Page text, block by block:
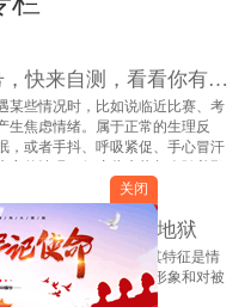
焦虑症的5个信号，快来自测，看看你有没有！
某些情况时，比如说临近比赛、考
生焦虑情绪。属于正常的生理反
，或者手抖、呼吸紧促、手心冒汗
一念天堂，一念地狱
一种致残性精神疾病，其特征是情
伴有冲动、扭曲的自我形象和对被
关闭